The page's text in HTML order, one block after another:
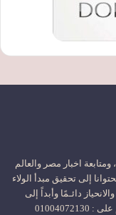
ومتابعة اخبار مصر والعالم
إلى تحقيق مبدأ الولاء
دائـمًا وأبداً إلى
المصداقية والشفافية.. نرحب تواصلكم الدائم على : 01004072130